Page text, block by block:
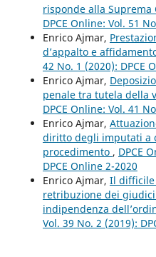
risponde alla Suprema
DPCE Online: Vol. 51
Enrico Ajmar,
d’appalto e
42 No. 1 (2020): DPCE
Enrico Ajmar,
penale tra tutela della
DPCE Online: Vol. 41
Enrico Ajmar,
diritto degli imputati a
procedimento , DPCE
DPCE Online 2-2020
Enrico Ajmar, Il difficile
retribuzione dei
indipendenza
Vol. 39 No. 2 (2019):